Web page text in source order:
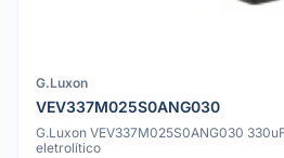
G.Luxon
VEV337M025S0ANG030
G.Luxon VEV337M025S0ANG030
eletrolítico